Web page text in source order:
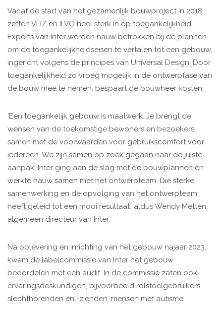
Vanaf de start van het gezamenlijk bouwproject in 2018,
zetten VLIZ en ILVO heel sterk in op toegankelijkheid.
Experts van Inter werden nauw betrokken bij de plannen
om de toegankelijkheidseisen te vertalen tot een gebouw,
ingericht volgens de principes van Universal Design. Door
toegankelijkheid zo vroeg mogelijk in de ontwerpfase van
de bouw mee te nemen, bespaart de bouwheer kosten.
‘Een toegankelijk gebouw is maatwerk. Je brengt de
wensen van de toekomstige bewoners en bezoekers
samen met de voorwaarden voor gebruikscomfort voor
iedereen. We zijn samen op zoek gegaan naar de juiste
aanpak. Inter ging aan de slag met de bouwplannen en
werkte nauw samen met het ontwerpteam. Die sterke
samenwerking en de opvolging van het ontwerpteam
heeft geleid tot een mooi resultaat’, aldus Wendy Metten,
algemeen directeur van Inter.
Na oplevering en inrichting van het gebouw najaar 2023,
kwam de labelcommissie van Inter het gebouw
beoordelen met een audit. In de commissie zaten ook
ervaringsdeskundigen, bijvoorbeeld rolstoelgebruikers,
slechthorenden en -zienden, mensen met autisme.